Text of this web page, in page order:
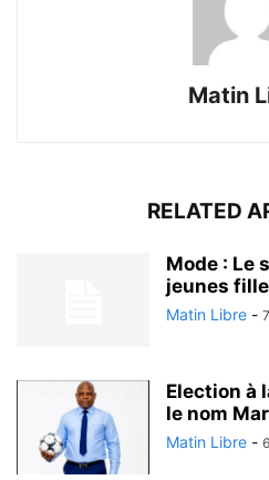
Matin
RELATED
Mode : Le
jeunes
Matin Libre -
Election à
le nom
Matin Libre -